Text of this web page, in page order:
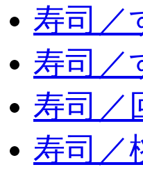
寿司／
寿司／
寿司／
寿司／